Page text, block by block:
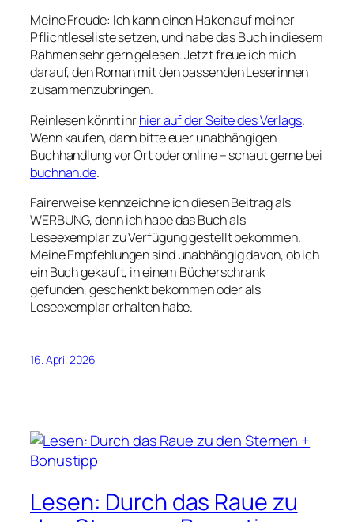
Meine Freude: Ich kann einen Haken auf meiner
Pflichtleseliste setzen, und habe das Buch in diesem
Rahmen sehr gern gelesen. Jetzt freue ich mich
darauf, den Roman mit den passenden Leserinnen
zusammenzubringen.
Reinlesen könnt ihrhier auf der Seite des Verlags.
Wenn kaufen, dann bitte euer unabhängigen
Buchhandlung vor Ort oder online – schaut gerne bei
buchnah.de.
Fairerweise kennzeichne ich diesen Beitrag als
WERBUNG, denn ich habe das Buch als
Leseexemplar zu Verfügung gestellt bekommen.
Meine Empfehlungen sind unabhängig davon, ob ich
ein Buch gekauft, in einem Bücherschrank
gefunden, geschenkt bekommen oder als
Leseexemplar erhalten habe.
16. April 2026
Lesen: Durch das Raue zu